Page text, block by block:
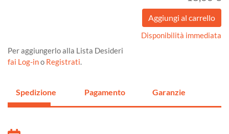
Disponibilità immediata
Per aggiungerlo alla Lista Desideri
fai Log-ino Registrati.
Spedizione Pagamento Garanzie